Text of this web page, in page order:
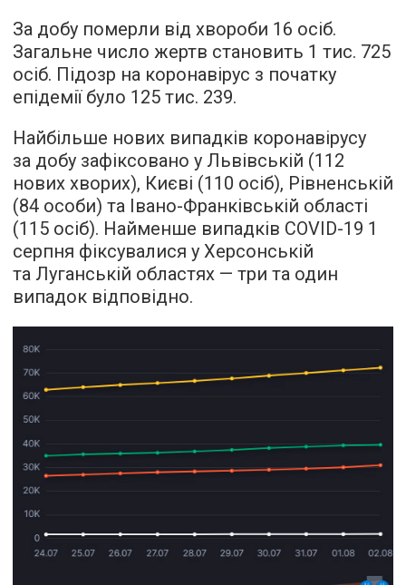
За добу померли від хвороби 16 осіб.
Загальне число жертв становить 1 тис. 725
осіб. Підозр на коронавірус з початку
епідемії було 125 тис. 239.
Найбільше нових випадків коронавірусу
за добу зафіксовано у Львівській (112
нових хворих), Києві (110 осіб), Рівненській
(84 особи) та Івано-Франківській області
(115 осіб). Найменше випадків COVID-19 1
серпня фіксувалися у Херсонській
та Луганській областях — три та один
випадок відповідно.